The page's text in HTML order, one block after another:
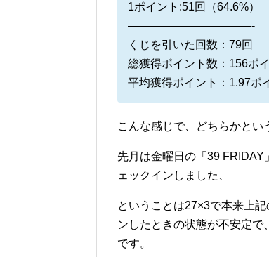
1ポイント:51回（64.6%）
———————————-
くじを引いた回数：79回
総獲得ポイント数：156ポ
平均獲得ポイント：1.97ポ
こんな感じで、どちらかとい
先月は金曜日の「39
ェックインしました、
ということは27×3で本来上
ンしたときの状態が不安定
です。